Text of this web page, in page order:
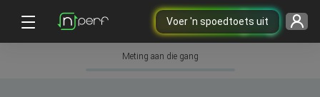
Voer 'n spoedtoets uit
Meting aan die gang